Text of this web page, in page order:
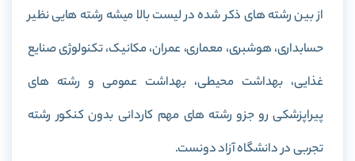
از بین رشته های ذکر شده در لیست بالا میشه رشته هایی نظیر
حسابداری، هوشبری، معماری، عمران، مکانیک، تکنولوژی صنایع
غذایی، بهداشت محیطی، بهداشت عمومی و رشته های
پیراپزشکی رو جزو رشته های مهم کاردانی بدون کنکور رشته
تجربی در دانشگاه آزاد دونست.